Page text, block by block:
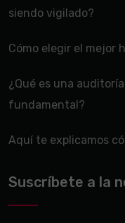
siendo vigilado?
Cómo elegir el mejor
¿Qué es una
fundamental?
Aquí te explicamos
Suscríbete a la